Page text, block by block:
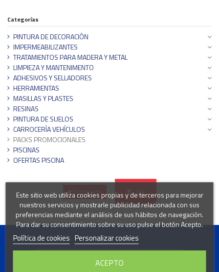
Categorías
PINTURA DE DECORACIÓN
IMPERMEABILIZANTES
TRATAMIENTOS PARA MADERA Y METAL
LIMPIEZA Y MANTENIMENTO
ADHESIVOS Y SELLADORES
HERRAMIENTAS
MASILLAS Y PLASTES
RESINAS
PINTURA DE SUELOS
CARROCERÍA VEHÍCULOS
PACKS PROMOCIONALES
PISCINAS
OFERTAS PISCINA
Borrar todo OK
Este sitio web utiliza cookies propias y de terceros para mejorar
nuestros servicios y mostrarle publicidad relacionada con sus
preferencias mediante el análisis de sus hábitos de navegación.
Para dar su consentimiento sobre su uso pulse el botón Acepto.
Política de cookies Personalizar cookies
ACEPTO